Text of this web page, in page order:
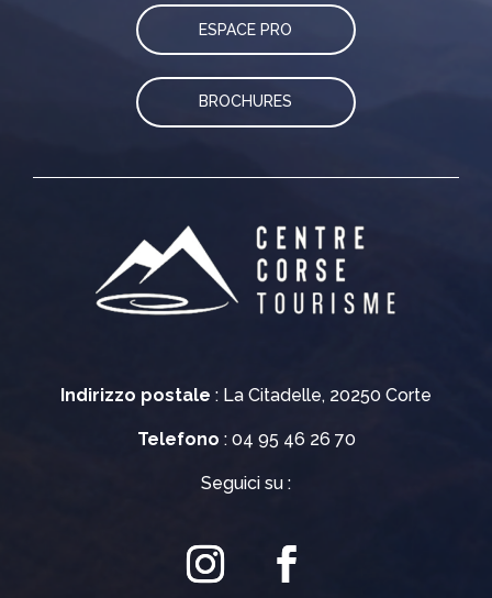
Indirizzo postale : La Citadelle, 20250 Corte
Telefono : 04 95 46 26 70
Seguici su :
ESPACE PRO
BROCHURES